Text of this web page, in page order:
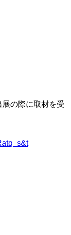
の際に取材を受